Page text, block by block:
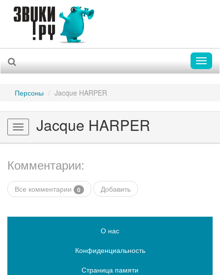
Персоны Jacque HARPER
Toggle
navigation
Jacque HARPER
Комментарии:
Все комментарии 0 Добавить
О нас
Конфиденциальность
Страница памяти